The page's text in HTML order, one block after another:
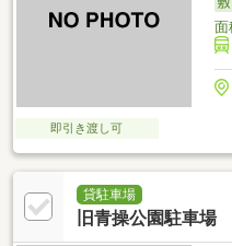
面
即引き渡し可
貸駐車場
旧青操公園駐車場